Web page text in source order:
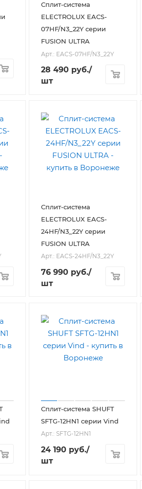
Сплит-система
ELECTROLUX EACS-
07HF/N3_22Y серии
FUSION ULTRA
Арт.: EACS-07HF/N3_22Y
28 490 руб./
шт
Сплит-система
ELECTROLUX EACS-
24HF/N3_22Y серии
FUSION ULTRA
Арт.: EACS-24HF/N3_22Y
76 990 руб./
шт
Сплит-система SHUFT
SFTG-12HN1 серии Vind
Арт.: SFTG-12HN1
24 190 руб./
шт